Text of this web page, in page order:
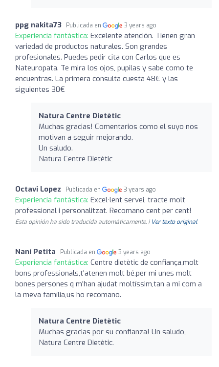
ppg nakita73 Publicada en 3 years ago
Experiencia fantástica: Excelente atención. Tienen gran
variedad de productos naturales. Son grandes
profesionales. Puedes pedir cita con Carlos que es
Nateuropata. Te mira los ojos, pupilas y sabe como te
encuentras. La primera consulta cuesta 48€ y las
siguientes 30€
Natura Centre Dietètic
Muchas gracias! Comentarios como el suyo nos
motivan a seguir mejorando.
Un saludo.
Natura Centre Dietètic
Octavi Lopez Publicada en 3 years ago
Experiencia fantástica: Excel·lent servei, tracte molt
professional i personalitzat. Recomano cent per cent!
Esta opinión ha sido traducida automáticamente. | Ver texto original
Nani Petita Publicada en 3 years ago
Experiencia fantástica: Centre dietètic de confiança,molt
bons professionals,t'atenen molt bé,per mi unes molt
bones persones q m'han ajudat moltíssim,tan a mi com a
la meva família,us ho recomano.
Natura Centre Dietètic
Muchas gracias por su confianza! Un saludo,
Natura Centre Dietètic.